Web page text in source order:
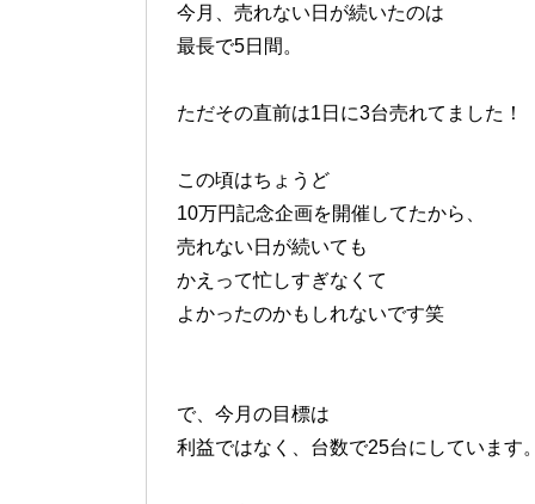
今月、売れない日が続いたのは
最長で5日間。
ただその直前は1日に3台売れてました！
この頃はちょうど
10万円記念企画を開催してたから、
売れない日が続いても
かえって忙しすぎなくて
よかったのかもしれないです笑
で、今月の目標は
利益ではなく、台数で25台にしています